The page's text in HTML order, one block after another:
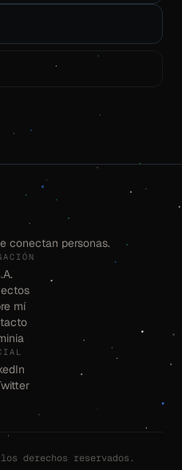
conectan personas.
mí
derechos reservados.